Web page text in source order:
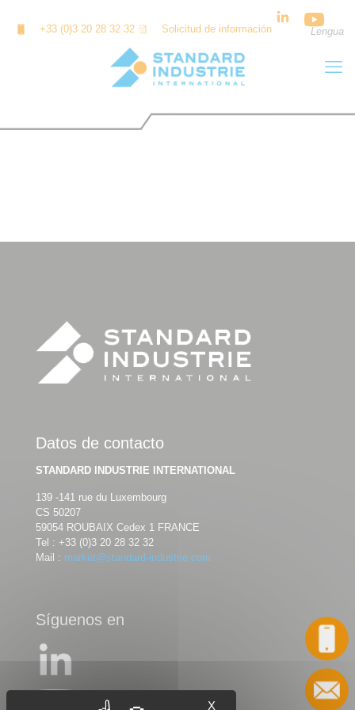
+33 (0)3 20 28 32 32 Solicitud de información Lengua
Datos de contacto
STANDARD INDUSTRIE INTERNATIONAL
139 -141 rue du Luxembourg
CS 50207
59054 ROUBAIX Cedex 1 FRANCE
Tel : +33 (0)3 20 28 32 32
Mail : market@standard-industrie.com
Síguenos en
Contacto
X